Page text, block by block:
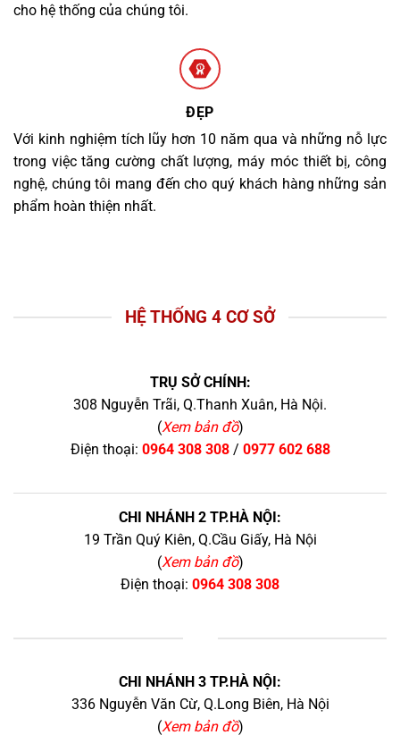
cho hệ thống của chúng tôi.
ĐẸP
Với kinh nghiệm tích lũy hơn 10 năm qua và những nỗ lực
trong việc tăng cường chất lượng, máy móc thiết bị, công
nghệ, chúng tôi mang đến cho quý khách hàng những sản
phẩm hoàn thiện nhất.
HỆ THỐNG 4 CƠ SỞ
TRỤ SỞ CHÍNH:
308 Nguyễn Trãi, Q.Thanh Xuân, Hà Nội.
(Xem bản đồ)
Điện thoại: 0964 308 308/ 0977 602 688
CHI NHÁNH 2 TP.HÀ NỘI:
19 Trần Quý Kiên, Q.Cầu Giấy, Hà Nội
(Xem bản đồ)
Điện thoại: 0964 308 308
CHI NHÁNH 3 TP.HÀ NỘI:
336 Nguyễn Văn Cừ, Q.Long Biên, Hà Nội
(Xem bản đồ)